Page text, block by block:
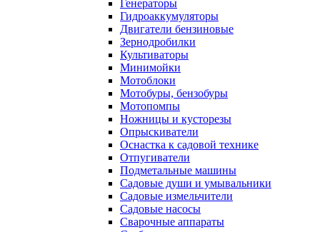
Генераторы
Гидроаккумуляторы
Двигатели бензиновые
Зернодробилки
Культиваторы
Минимойки
Мотоблоки
Мотобуры, бензобуры
Мотопомпы
Ножницы и кусторезы
Опрыскиватели
Оснастка к садовой технике
Отпугиватели
Подметальные машины
Садовые души и умывальники
Садовые измельчители
Садовые насосы
Сварочные аппараты